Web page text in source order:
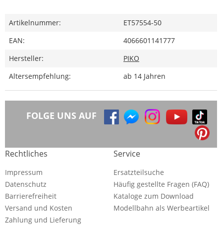
Artikelnummer:
ET57554-50
EAN:
4066601141777
Hersteller:
PIKO
Altersempfehlung:
ab 14 Jahren
FOLGE UNS AUF
Rechtliches
Impressum
Datenschutz
Barrierefreiheit
Versand und Kosten
Zahlung und Lieferung
Service
Ersatzteilsuche
Häufig gestellte Fragen (FAQ)
Kataloge zum Download
Modellbahn als Werbeartikel